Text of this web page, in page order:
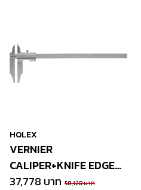
HOLEX
VERNIER
CALIPER+KNIFE EDGE
POINTS
37,778 บาท 58,120 บาท